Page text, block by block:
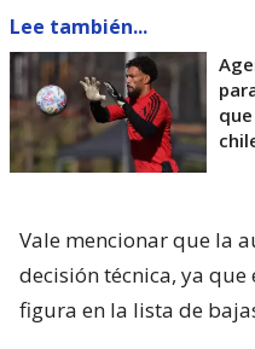
Lee también...
Vale mencionar que la
decisión técnica, ya
figura en la lista de